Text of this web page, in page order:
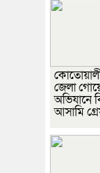
জেলা
অভিযানে
আসামি